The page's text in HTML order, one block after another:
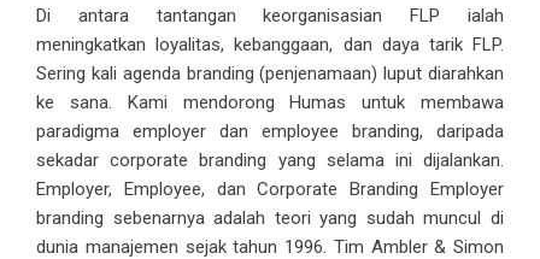
Di antara tantangan keorganisasian FLP ialah
meningkatkan loyalitas, kebanggaan, dan daya tarik FLP.
Sering kali agenda branding (penjenamaan) luput diarahkan
ke sana. Kami mendorong Humas untuk membawa
paradigma employer dan employee branding, daripada
sekadar corporate branding yang selama ini dijalankan.
Employer, Employee, dan Corporate Branding Employer
branding sebenarnya adalah teori yang sudah muncul di
dunia manajemen sejak tahun 1996. Tim Ambler & Simon